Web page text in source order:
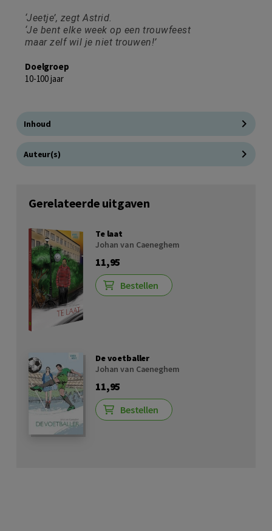
‘Jeetje’, zegt Astrid.
‘Je bent elke week op een trouwfeest
maar zelf wil je niet trouwen!’
Doelgroep
10-100 jaar
Inhoud
Auteur(s)
Gerelateerde uitgaven
Te laat
Johan van Caeneghem
11,95
Bestellen
De voetballer
Johan van Caeneghem
11,95
Bestellen